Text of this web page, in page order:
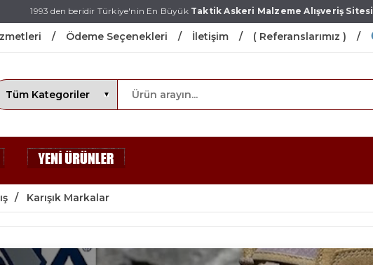
1993 den beridir Türkiye'nin En BüyükTaktik Askeri Malzeme Alışveriş Sitesi
Ödeme Seçenekleri İletişim ( Referanslarımız )
Karışık Markalar